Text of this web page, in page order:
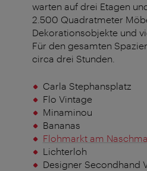
warten auf drei Etagen
2.500 Quadratmeter
Dekorationsobjekte und
Für den gesamten
circa drei Stunden.
Carla Stephansplatz
Flo Vintage
Minaminou
Bananas
Flohmarkt am
Lichterloh
Designer Secondhand